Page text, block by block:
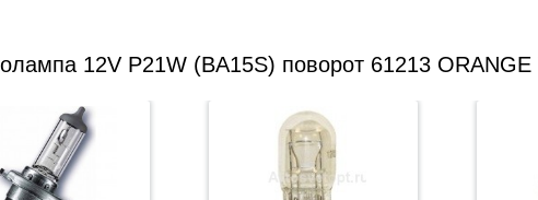
12V P21W (BA15S) поворот 61213